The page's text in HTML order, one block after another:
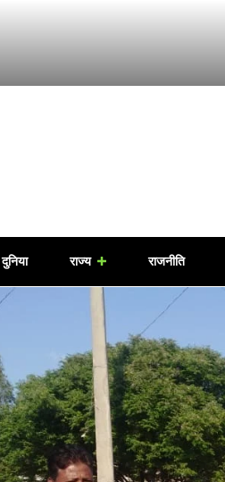
दुनिया राज्य राजनीति